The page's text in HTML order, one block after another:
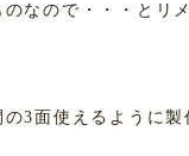
なので・・・とリ
3面使えるように製